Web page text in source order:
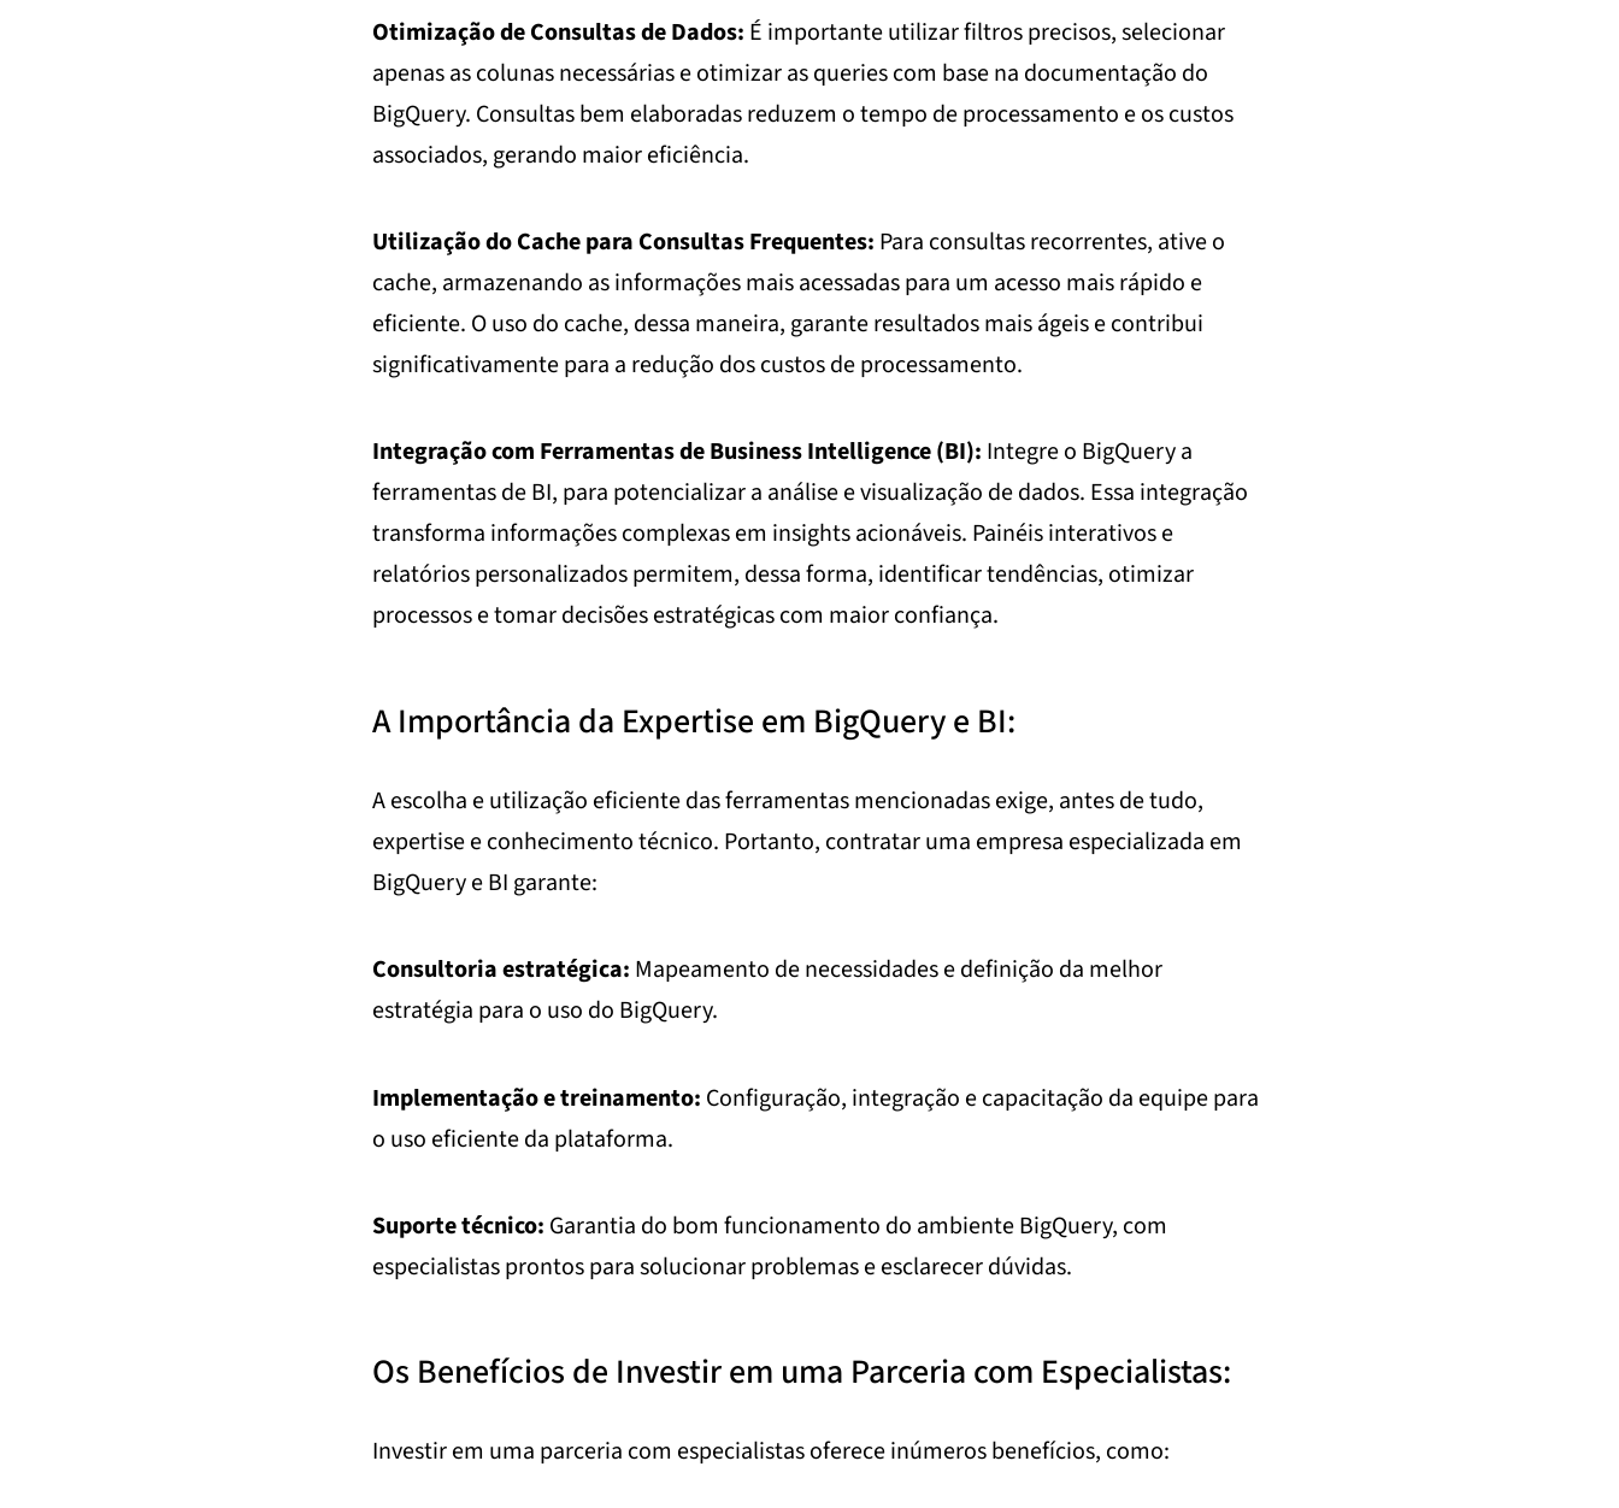
Otimização de Consultas de Dados: É importante utilizar filtros precisos, selecionar
apenas as colunas necessárias e otimizar as queries com base na documentação do
BigQuery. Consultas bem elaboradas reduzem o tempo de processamento e os custos
associados, gerando maior eficiência.
Utilização do Cache para Consultas Frequentes: Para consultas recorrentes, ative o
cache, armazenando as informações mais acessadas para um acesso mais rápido e
eficiente. O uso do cache, dessa maneira, garante resultados mais ágeis e contribui
significativamente para a redução dos custos de processamento.
Integração com Ferramentas de Business Intelligence (BI): Integre o BigQuery a
ferramentas de BI, para potencializar a análise e visualização de dados. Essa integração
transforma informações complexas em insights acionáveis. Painéis interativos e
relatórios personalizados permitem, dessa forma, identificar tendências, otimizar
processos e tomar decisões estratégicas com maior confiança.
A Importância da Expertise em BigQuery e BI:
A escolha e utilização eficiente das ferramentas mencionadas exige, antes de tudo,
expertise e conhecimento técnico. Portanto, contratar uma empresa especializada em
BigQuery e BI garante:
Consultoria estratégica: Mapeamento de necessidades e definição da melhor
estratégia para o uso do BigQuery.
Implementação e treinamento: Configuração, integração e capacitação da equipe para
o uso eficiente da plataforma.
Suporte técnico: Garantia do bom funcionamento do ambiente BigQuery, com
especialistas prontos para solucionar problemas e esclarecer dúvidas.
Os Benefícios de Investir em uma Parceria com Especialistas:
Investir em uma parceria com especialistas oferece inúmeros benefícios, como: